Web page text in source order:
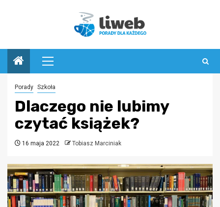
Menu
główne
Porady Szkoła
Dlaczego nie lubimy
czytać książek?
16 maja 2022 Tobiasz Marciniak